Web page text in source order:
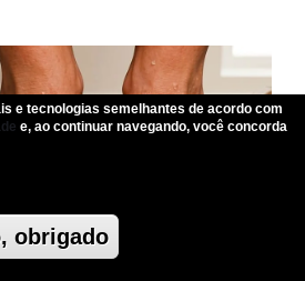
e tecnologias semelhantes de acordo com
e, ao continuar navegando, você concorda
obrigado